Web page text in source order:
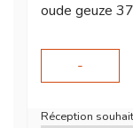
oude geuze
-
Réception